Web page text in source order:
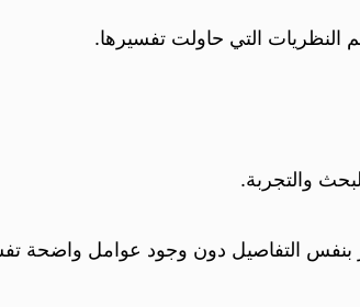
النظريات التي حاولت تفسيرها.
والتجربة.
بنفس التفاصيل دون وجود عوامل واضحة